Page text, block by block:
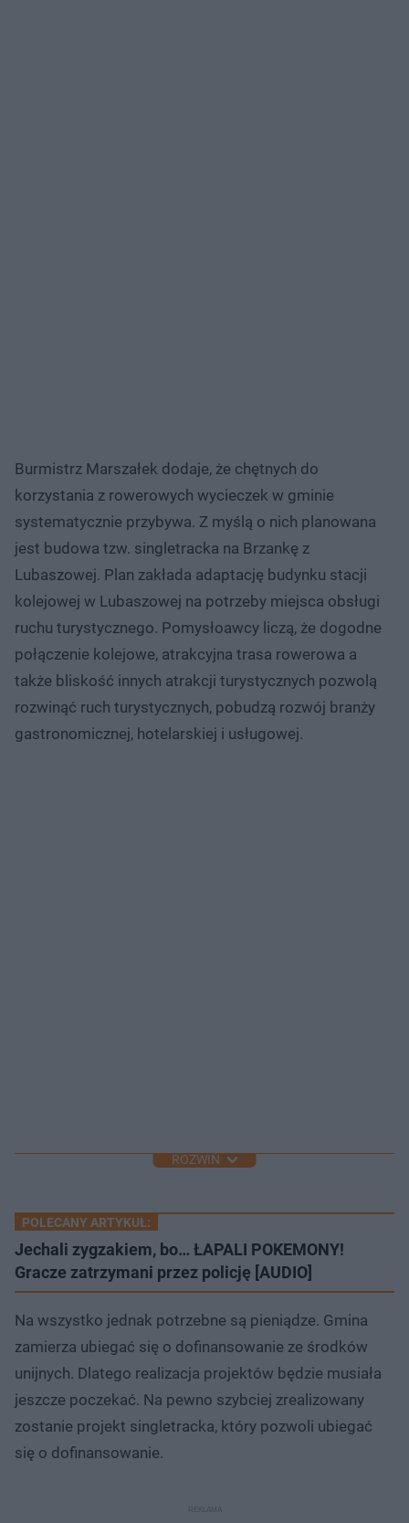
Burmistrz Marszałek dodaje, że chętnych do
korzystania z rowerowych wycieczek w gminie
systematycznie przybywa. Z myślą o nich planowana
jest budowa tzw. singletracka na Brzankę z
Lubaszowej. Plan zakłada adaptację budynku stacji
kolejowej w Lubaszowej na potrzeby miejsca obsługi
ruchu turystycznego. Pomysłoawcy liczą, że dogodne
połączenie kolejowe, atrakcyjna trasa rowerowa a
także bliskość innych atrakcji turystycznych pozwolą
rozwinąć ruch turystycznych, pobudzą rozwój branży
gastronomicznej, hotelarskiej i usługowej.
ROZWIŃ
POLECANY ARTYKUŁ:
Jechali zygzakiem, bo… ŁAPALI POKEMONY!
Gracze zatrzymani przez policję [AUDIO]
Na wszystko jednak potrzebne są pieniądze. Gmina
zamierza ubiegać się o dofinansowanie ze środków
unijnych. Dlatego realizacja projektów będzie musiała
jeszcze poczekać. Na pewno szybciej zrealizowany
zostanie projekt singletracka, który pozwoli ubiegać
się o dofinansowanie.